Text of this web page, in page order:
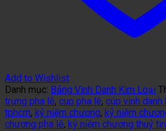
Add to Wishlist
Danh mục: Bảng Vinh Danh Kim Loại
trưng pha lê, cup pha lê, cúp vinh danh
tphcm, kỷ niệm chương, kỷ niệm
chương pha lê, kỷ niệm chương thuỷ